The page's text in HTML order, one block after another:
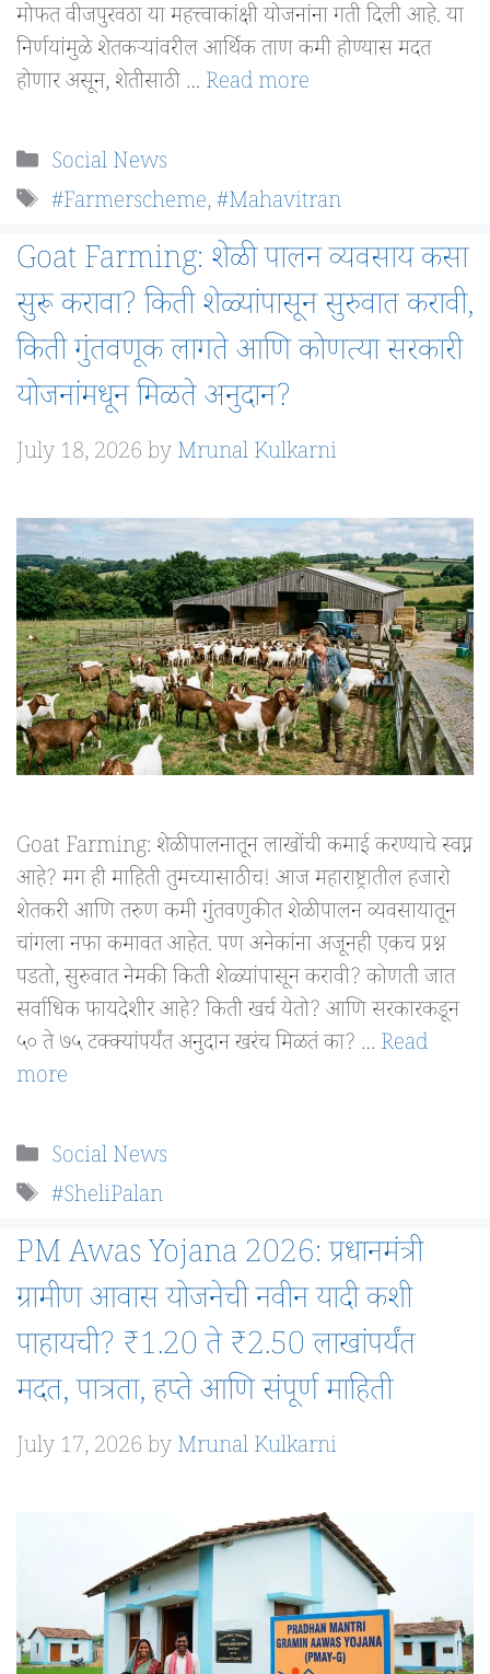
मोफत वीजपुरवठा या महत्त्वाकांक्षी योजनांना गती दिली आहे. या
निर्णयांमुळे शेतकऱ्यांवरील आर्थिक ताण कमी होण्यास मदत
होणार असून, शेतीसाठी … Read more
Categories
Social News
Tags
#Farmerscheme,#Mahavitran
Goat Farming: शेळी पालन व्यवसाय कसा
सुरू करावा? किती शेळ्यांपासून सुरुवात करावी,
किती गुंतवणूक लागते आणि कोणत्या सरकारी
योजनांमधून मिळते अनुदान?
July 18, 2026byMrunal Kulkarni
Goat Farming: शेळीपालनातून लाखोंची कमाई करण्याचे स्वप्न
आहे? मग ही माहिती तुमच्यासाठीच! आज महाराष्ट्रातील हजारो
शेतकरी आणि तरुण कमी गुंतवणुकीत शेळीपालन व्यवसायातून
चांगला नफा कमावत आहेत. पण अनेकांना अजूनही एकच प्रश्न
पडतो, सुरुवात नेमकी किती शेळ्यांपासून करावी? कोणती जात
सर्वाधिक फायदेशीर आहे? किती खर्च येतो? आणि सरकारकडून
५० ते ७५ टक्क्यांपर्यंत अनुदान खरंच मिळतं का? … Read
more
Categories
Social News
Tags
#SheliPalan
PM Awas Yojana 2026: प्रधानमंत्री
ग्रामीण आवास योजनेची नवीन यादी कशी
पाहायची? ₹1.20 ते ₹2.50 लाखांपर्यंत
मदत, पात्रता, हप्ते आणि संपूर्ण माहिती
July 17, 2026byMrunal Kulkarni